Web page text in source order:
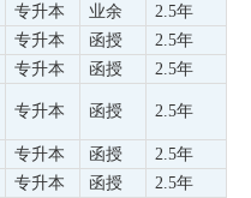
专升本 业余
2.5年
专升本 函授
2.5年
专升本 函授 2.5年
专升本 函授 2.5年
专升本 函授
2.5年
专升本 函授
2.5年